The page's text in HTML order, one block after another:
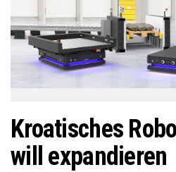
Kroatisches
will expandieren